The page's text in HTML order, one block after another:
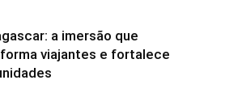
a imersão que
viajantes e fortalece